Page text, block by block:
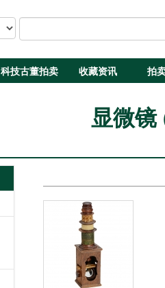
科技古董拍卖 收藏资讯 拍
显微